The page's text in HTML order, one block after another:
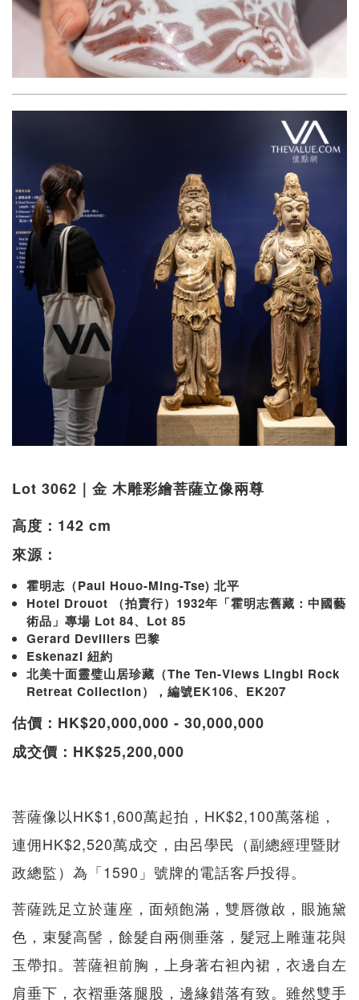
Lot 3062｜金 木雕彩繪菩薩立像兩尊
高度：142 cm
來源：
霍明志（Paul Houo-Ming-Tse) 北平
Hotel Drouot （拍賣行）1932年「霍明志舊藏：中國藝
術品」專場 Lot 84、Lot 85
Gerard Devillers 巴黎
Eskenazi 紐約
北美十面靈璧山居珍藏（The Ten-Views Lingbi Rock
Retreat Collection），編號EK106、EK207
估價：HK$20,000,000 - 30,000,000
成交價：HK$25,200,000
菩薩像以HK$1,600萬起拍，HK$2,100萬落槌，
連佣HK$2,520萬成交，由呂學民（副總經理暨財
政總監）為「1590」號牌的電話客戶投得。
菩薩跣足立於蓮座，面頰飽滿，雙唇微啟，眼施黛
色，束髮高髻，餘髮自兩側垂落，髮冠上雕蓮花與
玉帶扣。菩薩袒前胸，上身著右袒內裙，衣邊自左
肩垂下，衣褶垂落腿股，邊緣錯落有致。雖然雙手